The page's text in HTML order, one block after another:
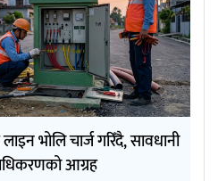
भोलि चार्ज गरिँदै, सावधानी
आग्रह